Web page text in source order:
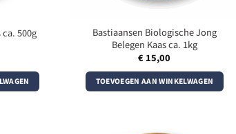
500g
Bastiaansen Biologische Jong
Belegen Kaas ca. 1kg
€ 15,00
TOEVOEGEN AAN WINKELWAGEN